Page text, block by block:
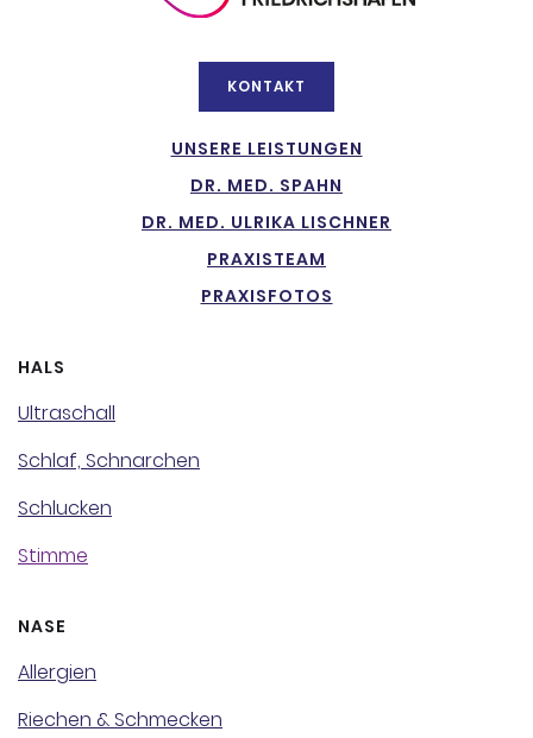
KONTAKT
UNSERE LEISTUNGEN
DR. MED. SPAHN
DR. MED. ULRIKA LISCHNER
PRAXISTEAM
PRAXISFOTOS
HALS
Ultraschall
Schlaf, Schnarchen
Schlucken
Stimme
NASE
Allergien
Riechen & Schmecken